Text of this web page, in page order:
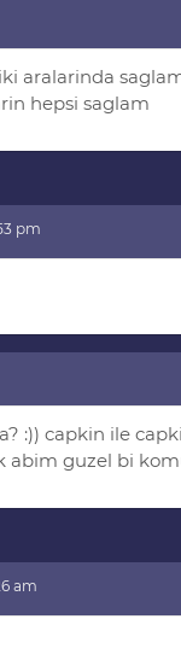
aralarinda
hepsi saglam
pm
:)) capkin ile
abim guzel bi
am